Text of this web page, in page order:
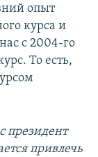
опыт
курса и
с 2004-го
То есть,
президент
привлечь